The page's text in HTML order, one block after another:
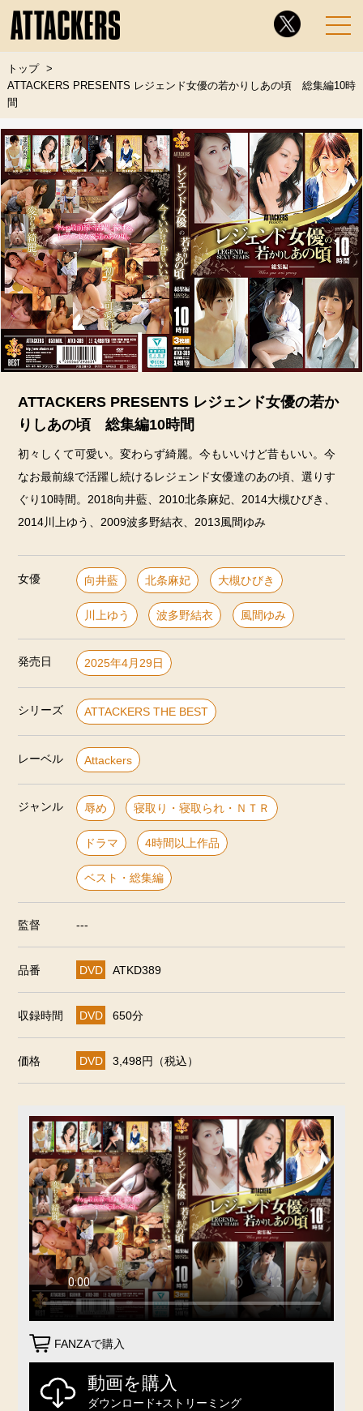
トップ
ATTACKERS PRESENTS レジェンド女優の若かりしあの頃 総集編10時
間
ATTACKERS PRESENTS レジェンド女優の若か
りしあの頃 総集編10時間
初々しくて可愛い。変わらず綺麗。今もいいけど昔もいい。今
なお最前線で活躍し続けるレジェンド女優達のあの頃、選りす
ぐり10時間。2018向井藍、2010北条麻妃、2014大槻ひびき、
2014川上ゆう、2009波多野結衣、2013風間ゆみ
女優 向井藍 北条麻妃 大槻ひびき
川上ゆう 波多野結衣 風間ゆみ
発売日 2025年4月29日
シリーズ ATTACKERS THE BEST
レーベル Attackers
ジャンル 辱め 寝取り・寝取られ・ＮＴＲ
ドラマ 4時間以上作品
ベスト・総集編
監督 ---
品番 DVD ATKD389
収録時間 DVD 650分
価格 DVD 3,498円（税込）
FANZAで購入
動画を購入
ダウンロード+ストリーミング